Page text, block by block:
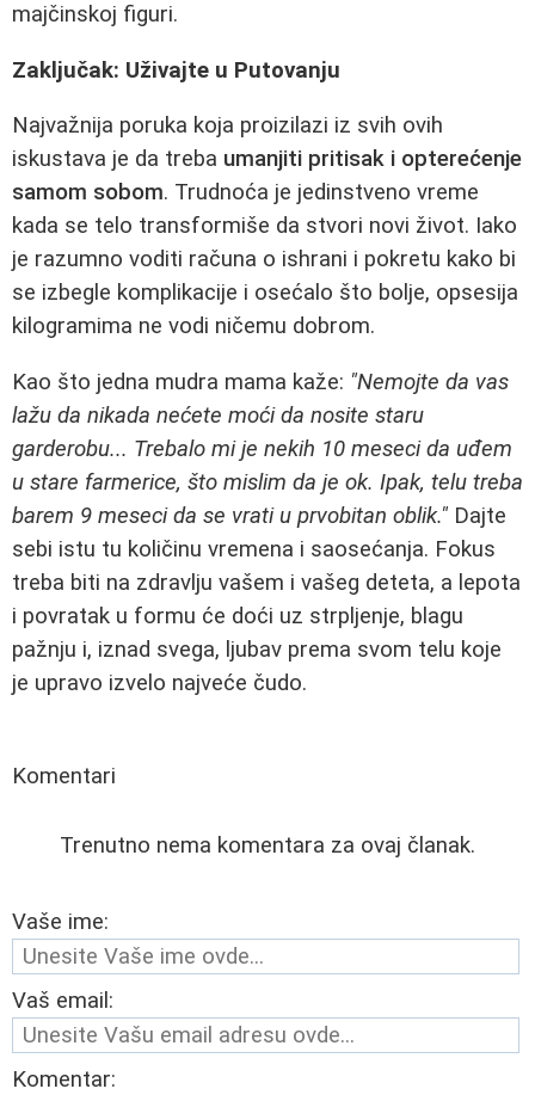
majčinskoj figuri.
Zaključak: Uživajte u Putovanju
Najvažnija poruka koja proizilazi iz svih ovih
iskustava je da treba umanjiti pritisak i opterećenje
samom sobom. Trudnoća je jedinstveno vreme
kada se telo transformiše da stvori novi život. Iako
je razumno voditi računa o ishrani i pokretu kako bi
se izbegle komplikacije i osećalo što bolje, opsesija
kilogramima ne vodi ničemu dobrom.
Kao što jedna mudra mama kaže: "Nemojte da vas
lažu da nikada nećete moći da nosite staru
garderobu... Trebalo mi je nekih 10 meseci da uđem
u stare farmerice, što mislim da je ok. Ipak, telu treba
barem 9 meseci da se vrati u prvobitan oblik." Dajte
sebi istu tu količinu vremena i saosećanja. Fokus
treba biti na zdravlju vašem i vašeg deteta, a lepota
i povratak u formu će doći uz strpljenje, blagu
pažnju i, iznad svega, ljubav prema svom telu koje
je upravo izvelo najveće čudo.
Komentari
Trenutno nema komentara za ovaj članak.
Vaše ime:
Vaš email:
Komentar: